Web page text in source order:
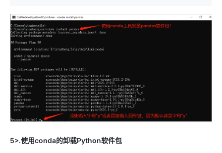
5>.使用conda的卸载Python软件包